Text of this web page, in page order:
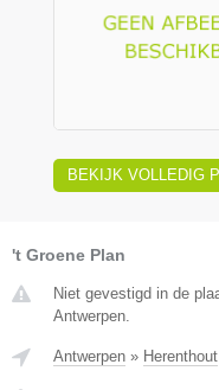
BEKIJK VOLLEDIG
't Groene Plan
Niet gevestigd in de
Antwerpen.
Antwerpen » Herenthout